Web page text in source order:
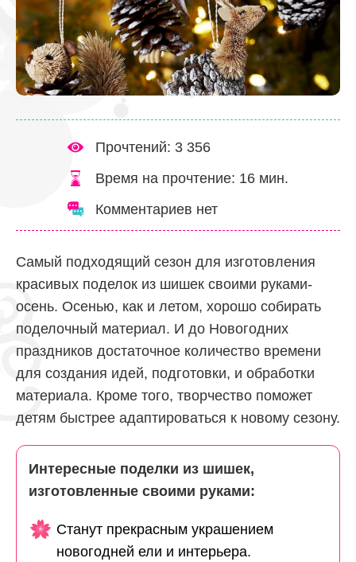
Прочтений: 3 356
Время на прочтение: 16 мин.
Комментариев нет
Самый подходящий сезон для изготовления
красивых поделок из шишек своими руками-
осень. Осенью, как и летом, хорошо собирать
поделочный материал. И до Новогодних
праздников достаточное количество времени
для создания идей, подготовки, и обработки
материала. Кроме того, творчество поможет
детям быстрее адаптироваться к новому сезону.
Интересные поделки из шишек,
изготовленные своими руками:
Станут прекрасным украшением
новогодней ели и интерьера.